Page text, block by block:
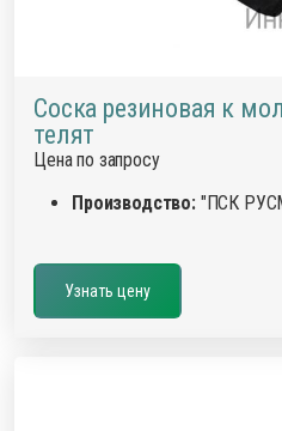
Соска резиновая к
телят
Цена по запросу
Производство:"ПСК
Узнать цену